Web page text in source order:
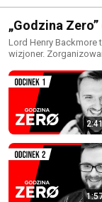
„Godzina
Lord Henry Backmore
wizjoner.
luksusowego okrętu
podróżować między wymiarami. Grupa
znudzonych
inwestorów zbiera się
bawić się dobrze,
zgodnie z planem, co